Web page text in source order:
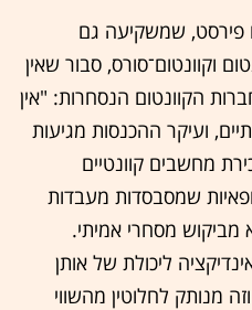
פירסט, שמשקיעה גם
וקוונטום־סורס, סבור שאין
הקוונטום הנסחרות: "אין
ועיקר ההכנסות מגיעות
מחשבים קוונטיים
שמסבסדות מעבדות
מביקוש מסחרי אמיתי.
ליכולת של אותן
מנותק לחלוטין מהשווי